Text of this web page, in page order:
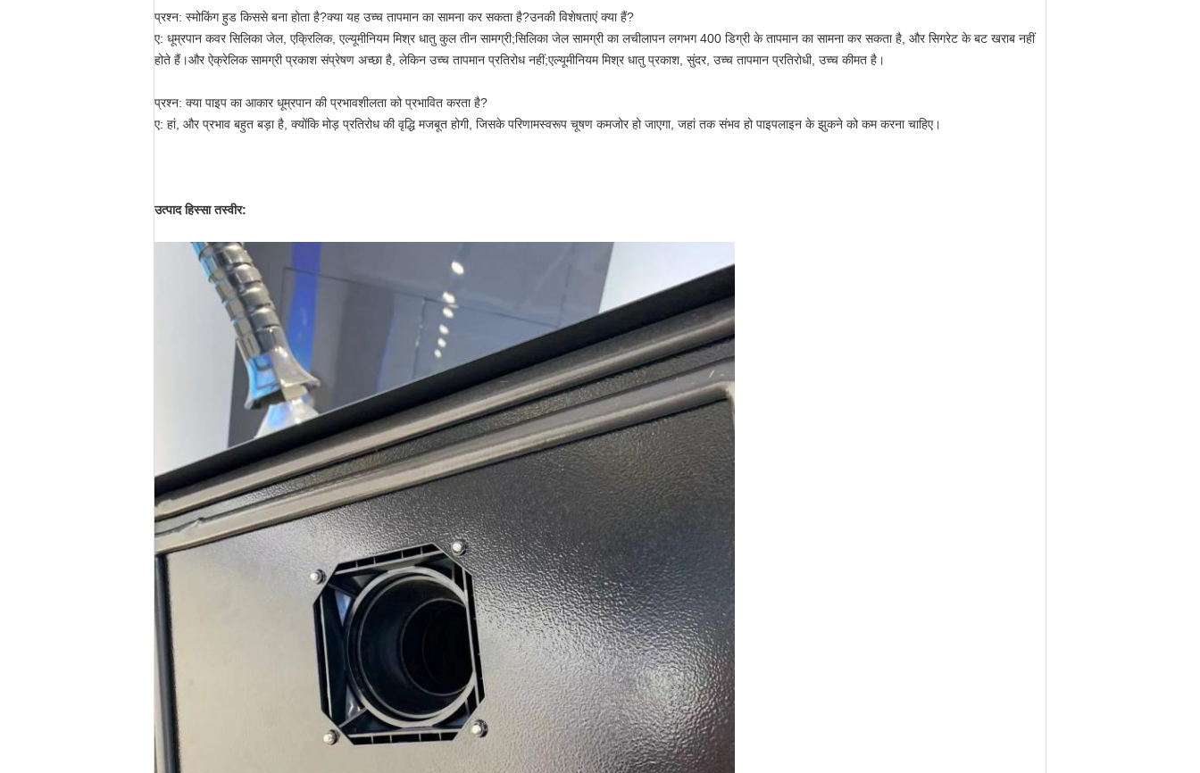
प्रश्न: स्मोकिंग हुड किससे बना होता है?क्या यह उच्च तापमान का सामना कर सकता है?उनकी विशेषताएं क्या हैं?
ए: धूम्रपान कवर सिलिका जेल, एक्रिलिक, एल्यूमीनियम मिश्र धातु कुल तीन सामग्री;सिलिका जेल सामग्री का लचीलापन लगभग 400 डिग्री के तापमान का सामना कर सकता है, और सिगरेट के बट खराब नहीं
होते हैं।और ऐक्रेलिक सामग्री प्रकाश संप्रेषण अच्छा है, लेकिन उच्च तापमान प्रतिरोध नहीं;एल्यूमीनियम मिश्र धातु प्रकाश, सुंदर, उच्च तापमान प्रतिरोधी, उच्च कीमत है।
प्रश्न: क्या पाइप का आकार धूम्रपान की प्रभावशीलता को प्रभावित करता है?
ए: हां, और प्रभाव बहुत बड़ा है, क्योंकि मोड़ प्रतिरोध की वृद्धि मजबूत होगी, जिसके परिणामस्वरूप चूषण कमजोर हो जाएगा, जहां तक ​​​​संभव हो पाइपलाइन के झुकने को कम करना चाहिए।
उत्पाद हिस्सा तस्वीर: